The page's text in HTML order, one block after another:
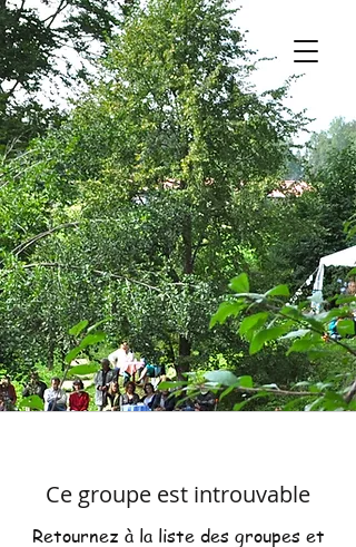
Ce groupe est introuvable
Retournez à la liste des groupes et